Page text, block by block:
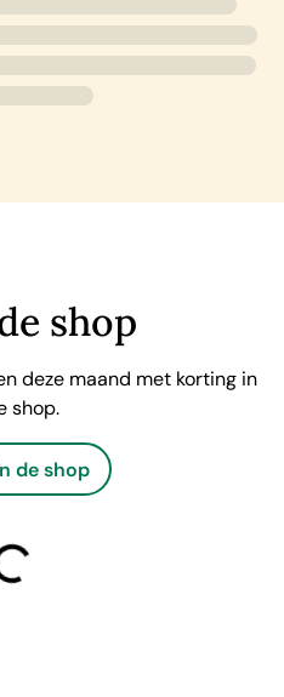
shop
deze maand met korting in
shop.
de shop